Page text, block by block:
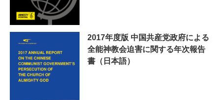
2017年度版 中国共産党政府による
全能神教会迫害に関する年次報告
書（日本語）